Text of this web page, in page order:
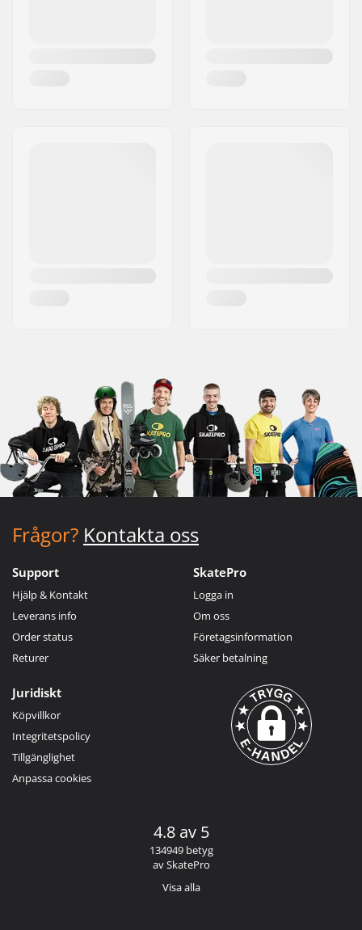
Frågor? Kontakta oss
Support
Hjälp & Kontakt
Leverans info
Order status
Returer
SkatePro
Logga in
Om oss
Företagsinformation
Säker betalning
Juridiskt
Köpvillkor
Integritetspolicy
Tillgänglighet
Anpassa cookies
4.8 av 5
134949 betyg
av SkatePro
Visa alla